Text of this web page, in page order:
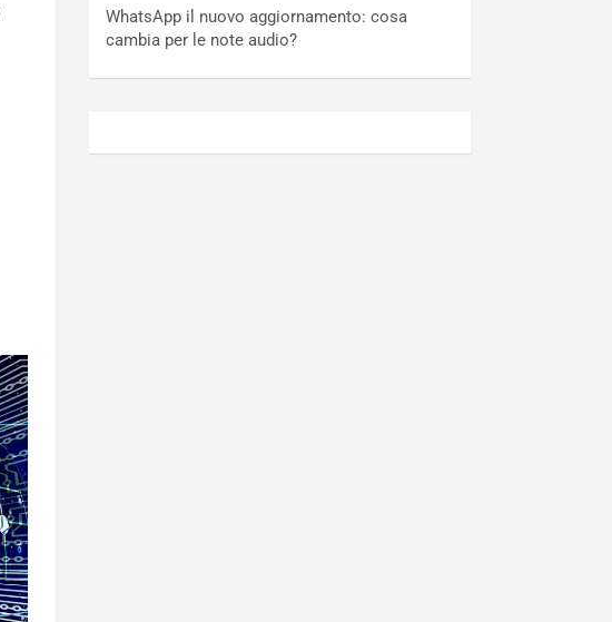
WhatsApp il nuovo aggiornamento: cosa
cambia per le note audio?